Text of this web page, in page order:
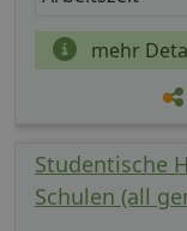
mehr
Studentische
Schulen (all